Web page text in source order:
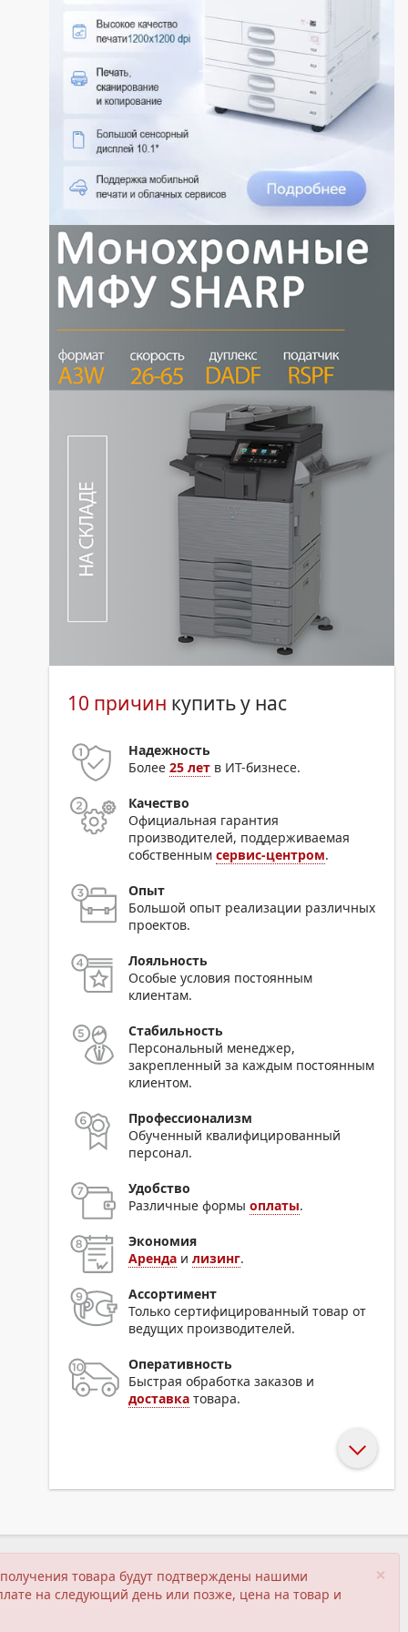
10 причин купить у нас
Надежность
Более25 лет в ИТ-бизнесе.
Качество
Официальная гарантия
производителей, поддерживаемая
собственнымсервис-центром.
Опыт
Большой опыт реализации различных
проектов.
Лояльность
Особые условия постоянным
клиентам.
Стабильность
Персональный менеджер,
закрепленный за каждым постоянным
клиентом.
Профессионализм
Обученный квалифицированный
персонал.
Удобство
Различные формыоплаты.
Экономия
Аренда илизинг.
Ассортимент
Только сертифицированный товар от
ведущих производителей.
Оперативность
Быстрая обработка заказов и
доставка товара.
×
товара будут подтверждены нашими
на следующий день или позже, цена на товар и